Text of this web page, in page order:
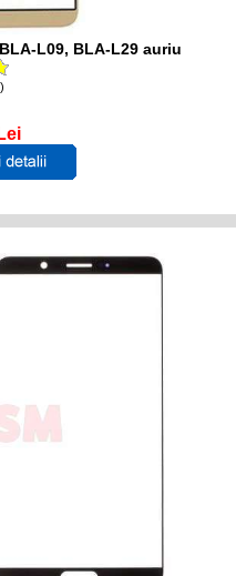
L09, BLA-L29 auriu
Lei